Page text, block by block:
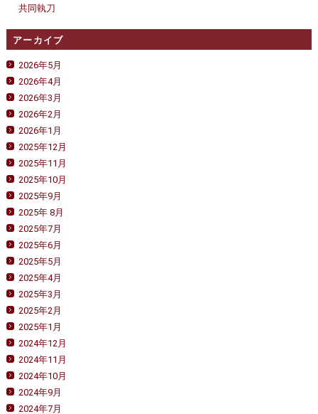
共同執刀
アーカイブ
2026年5月
2026年4月
2026年3月
2026年2月
2026年1月
2025年12月
2025年11月
2025年10月
2025年9月
2025年 8月
2025年7月
2025年6月
2025年5月
2025年4月
2025年3月
2025年2月
2025年1月
2024年12月
2024年11月
2024年10月
2024年9月
2024年7月